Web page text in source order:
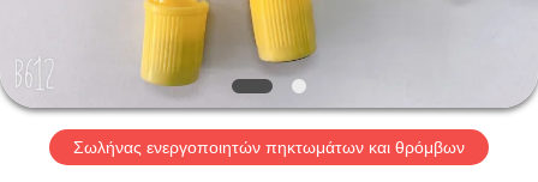
ΈΛΕΓΧΟΣ
ΜΑΣ
ΕΛΆΤΕ
Σωλήνας ενεργοποιητών πηκτωμάτων και θρόμβων